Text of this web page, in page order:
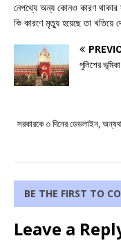
নেপথ্যে অন্য কোনও কারণ থাকার
কি কারণে মৃত্যু হয়েছে তা খতিয়ে
পুলিশের
সরকারকে ৩ দিনের ডেডলাইন,
BE THE FIRST TO
Leave a